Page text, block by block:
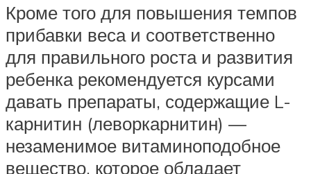
Кроме того для повышения темпов
прибавки веса и соответственно
для правильного роста и развития
ребенка рекомендуется курсами
давать препараты, содержащие L-
карнитин (леворкарнитин) —
незаменимое витаминоподобное
вещество, которое обладает